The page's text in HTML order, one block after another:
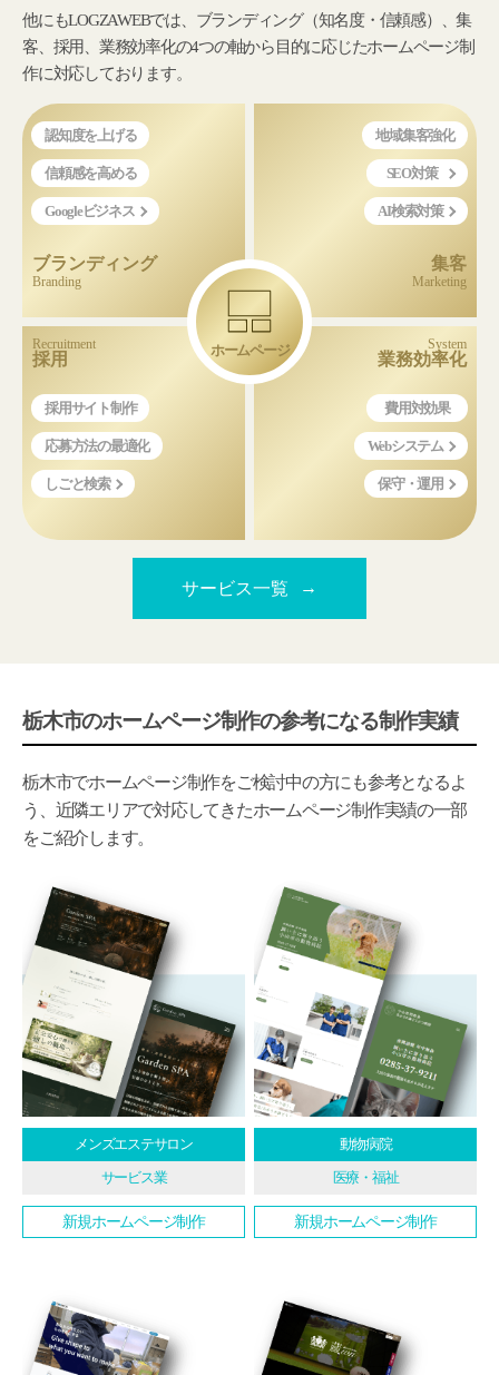
他にもLOGZAWEBでは、ブランディング（知名度・信頼感）、集
客、採用、業務効率化の4つの軸から目的に応じたホームページ制
作に対応しております。
ブランディング
Branding
認知度を上げる
信頼感を高める
Googleビジネス
集客
Marketing
地域集客強化
SEO対策
AI検索対策
採用
Recruitment
採用サイト制作
応募方法の最適化
しごと検索
業務効率化
System
費用対効果
Webシステム
保守・運用
ホームページ
サービス一覧
栃木市のホームページ制作の参考になる制作実績
栃木市でホームページ制作をご検討中の方にも参考となるよ
う、近隣エリアで対応してきたホームページ制作実績の一部
をご紹介します。
メンズエステサロン
サービス業
新規ホームページ制作
動物病院
医療・福祉
新規ホームページ制作